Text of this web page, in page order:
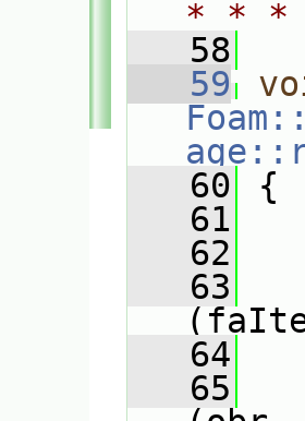
* * *
   58
   59
   60
{
   61
   62
   63
   64
   65